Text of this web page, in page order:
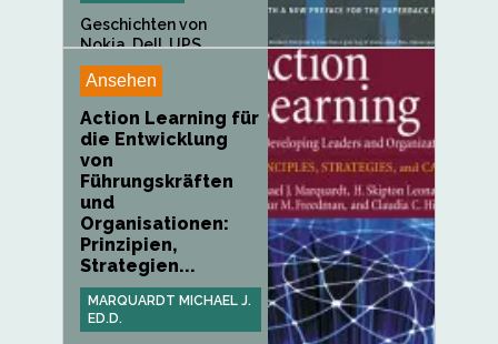
Geschichten von
Nokia, Dell, UPS,
Toyota und anderen...
Ansehen
Action Learning für
die Entwicklung
von
Führungskräften
und
Organisationen:
Prinzipien,
Strategien...
MARQUARDT MICHAEL J.
ED.D.